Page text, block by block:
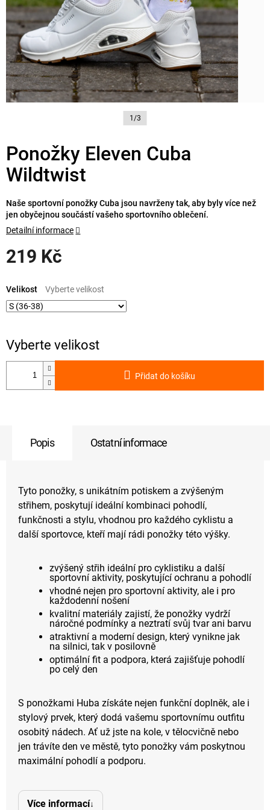
1/3
Ponožky Eleven Cuba
Wildtwist
219 Kč
cena:
Velikost
Přidat do košíku
Naše sportovní ponožky Cuba jsou navrženy tak, aby byly více než
jen obyčejnou součástí vašeho sportovního oblečení.
Detailní informace
Popis Ostatní informace
Tyto ponožky, s unikátním potiskem a zvýšeným
střihem, poskytují ideální kombinaci pohodlí,
funkčnosti a stylu, vhodnou pro každého cyklistu a
další sportovce, kteří mají rádi ponožky této výšky.
zvýšený střih ideální pro cyklistiku a další
sportovní aktivity, poskytující ochranu a pohodlí
vhodné nejen pro sportovní aktivity, ale i pro
každodenní nošení
kvalitní materiály zajistí, že ponožky vydrží
náročné podmínky a neztratí svůj tvar ani barvu
atraktivní a moderní design, který vynikne jak
na silnici, tak v posilovně
optimální fit a podpora, která zajišťuje pohodlí
po celý den
S ponožkami Huba získáte nejen funkční doplněk, ale i
stylový prvek, který dodá vašemu sportovnímu outfitu
osobitý nádech. Ať už jste na kole, v tělocvičně nebo
jen trávíte den ve městě, tyto ponožky vám poskytnou
maximální pohodlí a podporu.
Více informací